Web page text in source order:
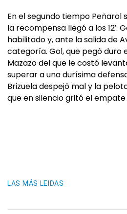
En el segundo tiempo Peñarol
la recompensa llegó a los 12′.
habilitado y, ante la salida de
categoría. Gol, que pegó duro
Mazazo del que le costó
superar a una durísima
Brizuela despejó mal y la
que en silencio gritó el
LAS MÁS LEIDAS